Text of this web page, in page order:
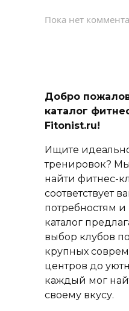
Пока нет
Добро
каталог
Fitonist.ru!
Ищите
тренировок?
найти фитнес-
соответствует
потребностям
каталог
выбор клубов
крупных
центров до
каждый мог
своему вкусу.